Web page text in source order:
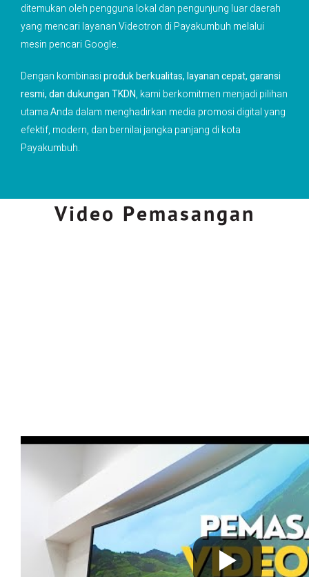
ditemukan oleh pengguna lokal dan pengunjung luar daerah
yang mencari layanan Videotron di Payakumbuh melalui
mesin pencari Google.
Dengan kombinasiproduk berkualitas, layanan cepat, garansi
resmi, dan dukungan TKDN, kami berkomitmen menjadi pilihan
utama Anda dalam menghadirkan media promosi digital yang
efektif, modern, dan bernilai jangka panjang di kota
Payakumbuh.
Video Pemasangan